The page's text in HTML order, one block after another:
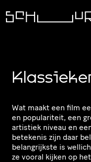
Wat maakt een film
en popu­la­ri­teit, een
artistiek niveau en
betekenis zijn daar
belang­rijkste is
ze vooral kijken op